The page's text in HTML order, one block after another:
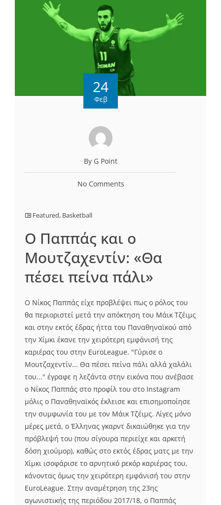
24
Φεβ
By G Point
No Comments
Featured, Basketball
O Παππάς και ο
Μουτζαχεντίν: «Θα
πέσει πείνα πάλι»
Ο Νίκος Παππάς είχε προβλέψει πως ο ρόλος του
θα περιοριστεί μετά την απόκτηση του Μάικ Τζέιμς
και στην εκτός έδρας ήττα του Παναθηναϊκού από
την Χίμκι έκανε την χειρότερη εμφάνισή της
καριέρας του στην EuroLeague. "Γύρισε ο
Μουτζαχεντίν... Θα πέσει πείνα πάλι αλλά χαλάλι
του..." έγραφε η λεζάντα στην εικόνα που ανέβασε
ο Νίκος Παππάς στο προφίλ του στο Instagram
μόλις ο Παναθηναϊκός έκλεισε και επισημοποίησε
την συμφωνία του με τον Μάικ Τζέιμς. Λίγες μόνο
μέρες μετά, ο Έλληνας γκαρντ δικαιώθηκε για την
πρόβλεψή του (που σίγουρα περιείχε και αρκετή
δόση χιούμορ), καθώς στο εκτός έδρας ματς με την
Χίμκι ισοφάρισε το αρνητικό ρεκόρ καριέρας του,
κάνοντας όμως την χειρότερη εμφάνισή του στην
EuroLeague. Στην αναμέτρηση της 23ης
αγωνιστικής της περιόδου 2017/18, ο Παππάς